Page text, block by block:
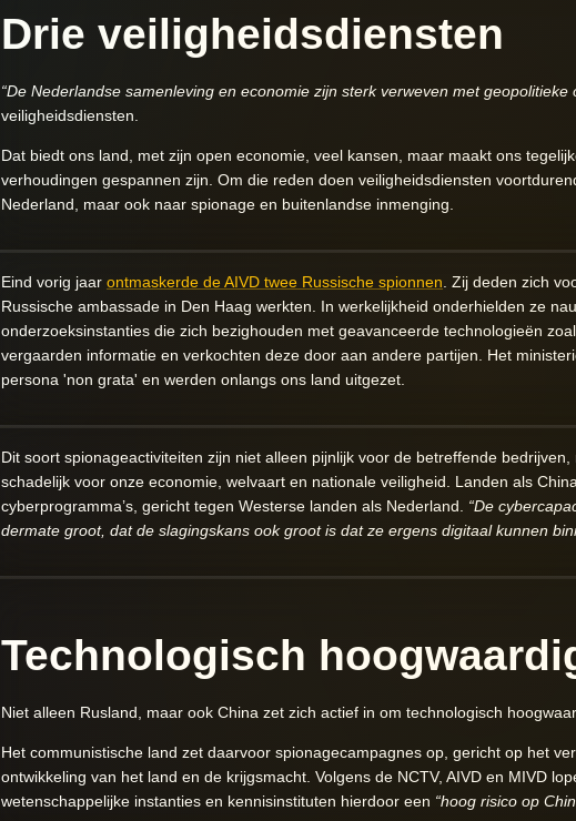
Drie veiligheidsdiensten
“De Nederlandse samenleving en economie zijn sterk verweven met geopolitieke
veiligheidsdiensten.
Dat biedt ons land, met zijn open economie, veel kansen, maar maakt ons
verhoudingen gespannen zijn. Om die reden doen veiligheidsdiensten
Nederland, maar ook naar spionage en buitenlandse inmenging.
Eind vorig jaar ontmaskerde de AIVD twee Russische spionnen . Zij deden zich
Russische ambassade in Den Haag werkten. In werkelijkheid onderhielden ze
onderzoeksinstanties die zich bezighouden met geavanceerde technologieën
vergaarden informatie en verkochten deze door aan andere partijen. Het
persona 'non grata' en werden onlangs ons land uitgezet.
Dit soort spionageactiviteiten zijn niet alleen pijnlijk voor de betreffende
schadelijk voor onze economie, welvaart en nationale veiligheid. Landen als
cyberprogramma’s, gericht tegen Westerse landen als Nederland. “De
dermate groot, dat de slagingskans ook groot is dat ze ergens digitaal kunnen
Technologisch
Niet alleen Rusland, maar ook China zet zich actief in om technologisch
Het communistische land zet daarvoor spionagecampagnes op, gericht op het
ontwikkeling van het land en de krijgsmacht. Volgens de NCTV, AIVD en MIVD
wetenschappelijke instanties en kennisinstituten hierdoor een “hoog risico op